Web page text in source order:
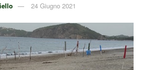
24 Giugno 2021